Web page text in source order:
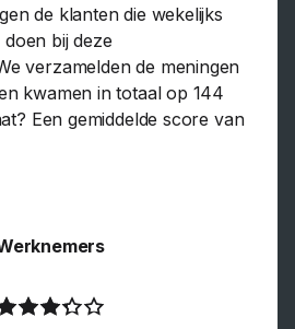
de klanten die wekelijks
bij deze
verzamelden de meningen
kwamen in totaal op 144
Een gemiddelde score van